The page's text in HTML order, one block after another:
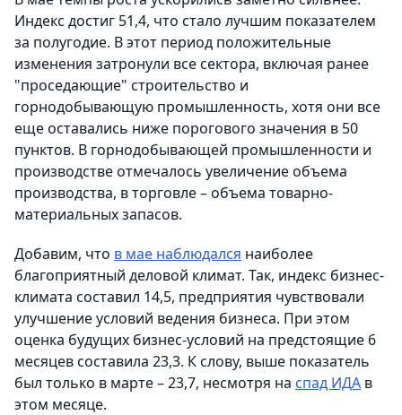
Индекс достиг 51,4, что стало лучшим показателем
за полугодие. В этот период положительные
изменения затронули все сектора, включая ранее
"проседающие" строительство и
горнодобывающую промышленность, хотя они все
еще оставались ниже порогового значения в 50
пунктов. В горнодобывающей промышленности и
производстве отмечалось увеличение объема
производства, в торговле – объема товарно-
материальных запасов.
Добавим, что в мае наблюдался наиболее
благоприятный деловой климат. Так, индекс бизнес-
климата составил 14,5, предприятия чувствовали
улучшение условий ведения бизнеса. При этом
оценка будущих бизнес-условий на предстоящие 6
месяцев составила 23,3. К слову, выше показатель
был только в марте – 23,7, несмотря на спад ИДА в
этом месяце.